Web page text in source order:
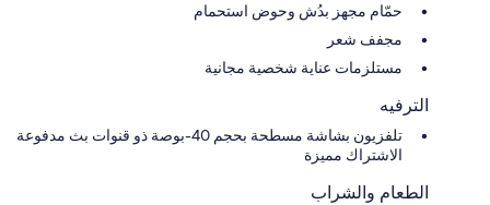
حمّام مجهز بدُش وحوض استحمام
مجفف شعر
مستلزمات عناية شخصية مجانية
الترفيه
تلفزيون بشاشة مسطحة بحجم 40-بوصة ذو قنوات بث مدفوعة
الاشتراك مميزة
الطعام والشراب